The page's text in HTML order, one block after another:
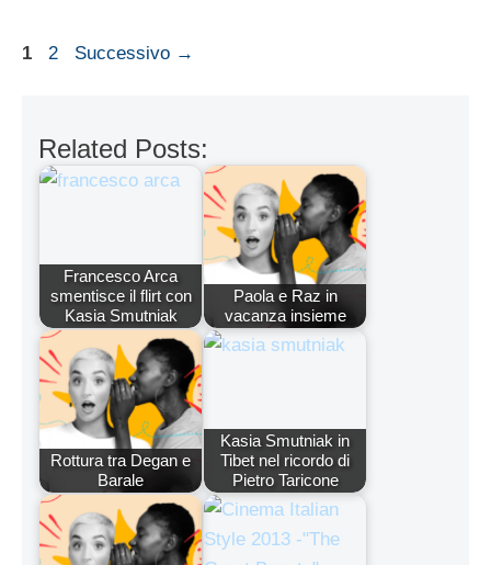
Pagina
1 Pagina
2 Successivo →
Related Posts:
Francesco Arca
smentisce il flirt con
Kasia Smutniak
Paola e Raz in
vacanza insieme
Rottura tra Degan e
Barale
Kasia Smutniak in
Tibet nel ricordo di
Pietro Taricone